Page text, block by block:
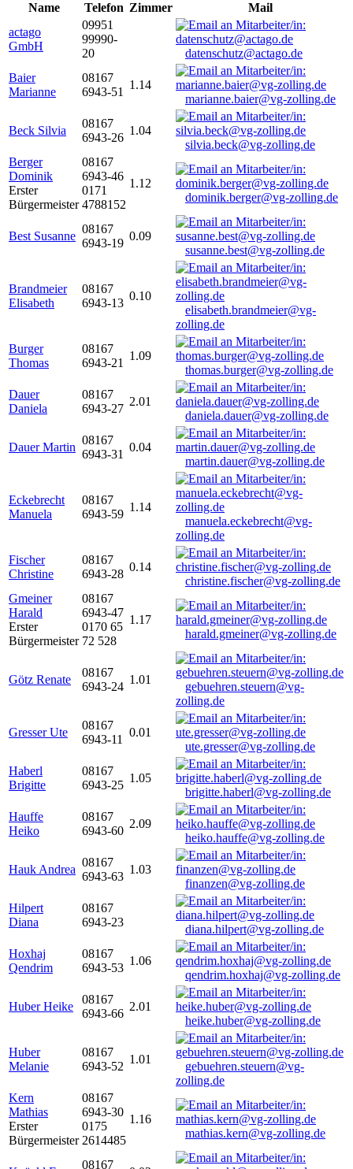
Name
Telefon Zimmer
Mail
actago
GmbH
09951
99990-
20
datenschutz@actago.de
Baier
Marianne
08167
6943-51
1.14
marianne.baier@vg-zolling.de
Beck Silvia
08167
6943-26
1.04
silvia.beck@vg-zolling.de
Berger
Dominik
Erster
Bürgermeister
08167
6943-46
0171
4788152
1.12
dominik.berger@vg-zolling.de
Best Susanne
08167
6943-19
0.09
susanne.best@vg-zolling.de
Brandmeier
Elisabeth
08167
6943-13
0.10
elisabeth.brandmeier@vg-
zolling.de
Burger
Thomas
08167
6943-21
1.09
thomas.burger@vg-zolling.de
Dauer
Daniela
08167
6943-27
2.01
daniela.dauer@vg-zolling.de
Dauer Martin
08167
6943-31
0.04
martin.dauer@vg-zolling.de
Eckebrecht
Manuela
08167
6943-59
1.14
manuela.eckebrecht@vg-
zolling.de
Fischer
Christine
08167
6943-28
0.14
christine.fischer@vg-zolling.de
Gmeiner
Harald
Erster
Bürgermeister
08167
6943-47
0170 65
72 528
1.17
harald.gmeiner@vg-zolling.de
Götz Renate
08167
6943-24
1.01
gebuehren.steuern@vg-
zolling.de
Gresser Ute
08167
6943-11
0.01
ute.gresser@vg-zolling.de
Haberl
Brigitte
08167
6943-25
1.05
brigitte.haberl@vg-zolling.de
Hauffe
Heiko
08167
6943-60
2.09
heiko.hauffe@vg-zolling.de
Hauk Andrea
08167
6943-63
1.03
finanzen@vg-zolling.de
Hilpert
Diana
08167
6943-23
diana.hilpert@vg-zolling.de
Hoxhaj
Qendrim
08167
6943-53
1.06
qendrim.hoxhaj@vg-zolling.de
Huber Heike
08167
6943-66
2.01
heike.huber@vg-zolling.de
Huber
Melanie
08167
6943-52
1.01
gebuehren.steuern@vg-
zolling.de
Kern
Mathias
Erster
Bürgermeister
08167
6943-30
0175
2614485
1.16
mathias.kern@vg-zolling.de
08167